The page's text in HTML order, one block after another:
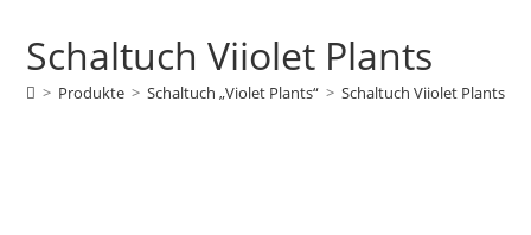
Schaltuch Viiolet Plants
> Produkte > Schaltuch „Violet Plants“ > Schaltuch Viiolet Plants